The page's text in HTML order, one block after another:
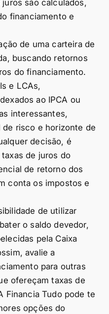
são calculados,
financiamento e
de uma carteira de
buscando retornos
do financiamento.
e LCAs,
ao IPCA ou
interessantes,
risco e horizonte de
decisão, é
de juros do
de retorno dos
conta os impostos e
de utilizar
o saldo devedor,
pela Caixa
avalie a
para outras
ofereçam taxas de
Financia Tudo pode te
opções do